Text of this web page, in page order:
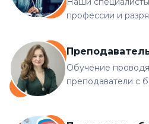
профессии и
Обучение
преподаватели с